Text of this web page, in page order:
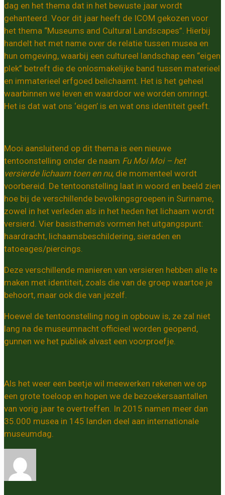
dag en het thema dat in het bewuste jaar wordt
gehanteerd. Voor dit jaar heeft de ICOM gekozen voor
het thema “Museums and Cultural Landscapes”. Hierbij
handelt het met name over de relatie tussen musea en
hun omgeving, waarbij een cultureel landschap een “eigen
plek” betreft die de onlosmakelijke band tussen materieel
en immaterieel erfgoed belichaamt. Het is het geheel
waarbinnen we leven en waardoor we worden omringt.
Het is dat wat ons ‘eigen’ is en wat ons identiteit geeft.
Mooi aansluitend op dit thema is een nieuwe
tentoonstelling onder de naam Fu Moi Moi – het
versierde lichaam toen en nu, die momenteel wordt
voorbereid. De tentoonstelling laat in woord en beeld zien
hoe bij de verschillende bevolkingsgroepen in Suriname,
zowel in het verleden als in het heden het lichaam wordt
versierd. Vier basisthema’s vormen het uitgangspunt:
haardracht, lichaamsbeschildering, sieraden en
tatoeages/piercings.
Deze verschillende manieren van versieren hebben alle te
maken met identiteit, zoals die van de groep waartoe je
behoort, maar ook die van jezelf.
Hoewel de tentoonstelling nog in opbouw is, ze zal niet
lang na de museumnacht officieel worden geopend,
gunnen we het publiek alvast een voorproefje.
Als het weer een beetje wil meewerken rekenen we op
een grote toeloop en hopen we de bezoekersaantallen
van vorig jaar te overtreffen. In 2015 namen meer dan
35.000 musea in 145 landen deel aan internationale
museumdag.